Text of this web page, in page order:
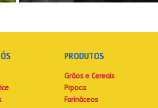
PRODUTOS
Grãos e Cereais
Pipoca
Farináceos